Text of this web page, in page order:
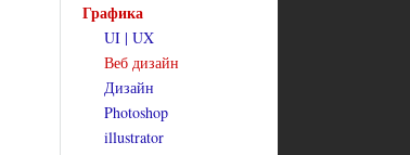
Графика
UI | UX
Веб дизайн
Дизайн
Photoshop
illustrator